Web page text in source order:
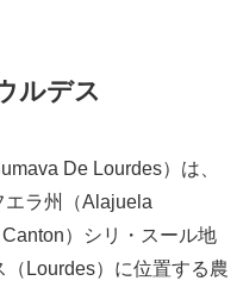
ルデス
De Lourdes）は、
エラ州（Alajuela
）シリ・スール地
Lourdes）に位置する農